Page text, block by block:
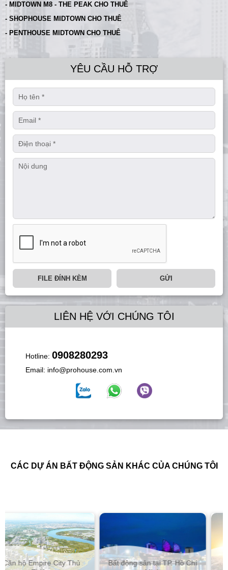
- MIDTOWN M8 - THE PEAK CHO THUÊ
- SHOPHOUSE MIDTOWN CHO THUÊ
- PENTHOUSE MIDTOWN CHO THUÊ
YÊU CẦU HỖ TRỢ
FILE ĐÍNH KÈM GỬI
LIÊN HỆ VỚI CHÚNG TÔI
Hotline: 0908280293
Email: info@prohouse.com.vn
CÁC DỰ ÁN BẤT ĐỘNG SẢN KHÁC CỦA CHÚNG TÔI
Bất động sản tại TP. Hồ Chí
Căn hộ The Marq Quận 1